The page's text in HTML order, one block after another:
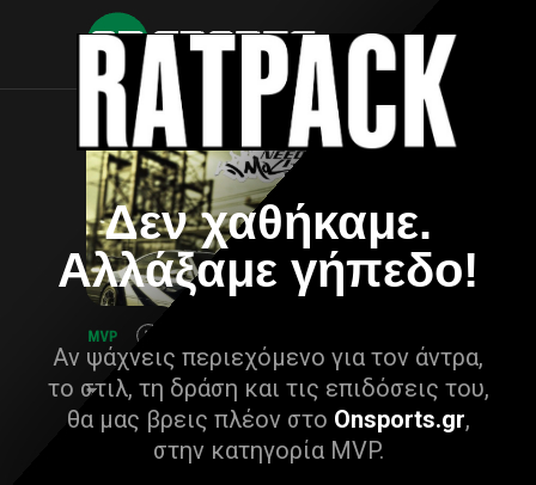
Δεν χαθήκαμε.
Αλλάξαμε γήπεδο!
Αν ψάχνεις περιεχόμενο για τον άντρα,
το στιλ, τη δράση και τις επιδόσεις του,
θα μας βρεις πλέον στο Onsports.gr,
στην κατηγορία MVP.